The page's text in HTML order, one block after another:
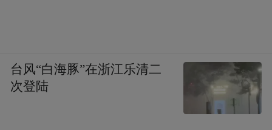
台风“白海豚”在浙江乐清二
次登陆